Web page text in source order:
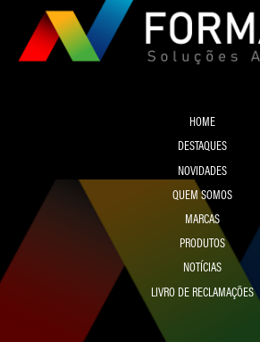
HOME
DESTAQUES
NOVIDADES
QUEM SOMOS
MARCAS
PRODUTOS
NOTÍCIAS
LIVRO DE RECLAMAÇÕES